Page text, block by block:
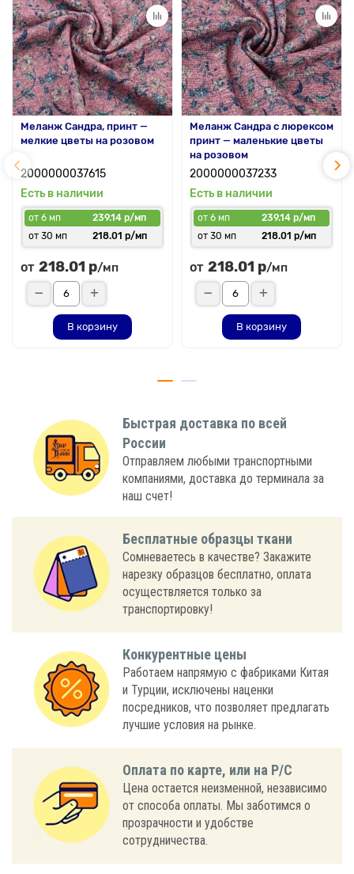
Меланж Сандра, принт —
мелкие цветы на розовом
2000000037615
Есть в наличии
от 6 мп
239.14 р/мп
от 30 мп
218.01 р/мп
от 218.01 р/мп
В корзину
Меланж Сандра с люрексом
принт — маленькие цветы
на розовом
2000000037233
Есть в наличии
от 6 мп
239.14 р/мп
от 30 мп
218.01 р/мп
от 218.01 р/мп
В корзину
Быстрая доставка по всей
России
Отправляем любыми транспортными
компаниями, доставка до терминала за
наш счет!
Бесплатные образцы ткани
Сомневаетесь в качестве? Закажите
нарезку образцов бесплатно, оплата
осуществляется только за
транспортировку!
Конкурентные цены
Работаем напрямую с фабриками Китая
и Турции, исключены наценки
посредников, что позволяет предлагать
лучшие условия на рынке.
Оплата по карте, или на Р/С
Цена остается неизменной, независимо
от способа оплаты. Мы заботимся о
прозрачности и удобстве
сотрудничества.